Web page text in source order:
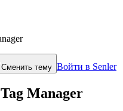
Сменить тему Войти в Senler
Manager